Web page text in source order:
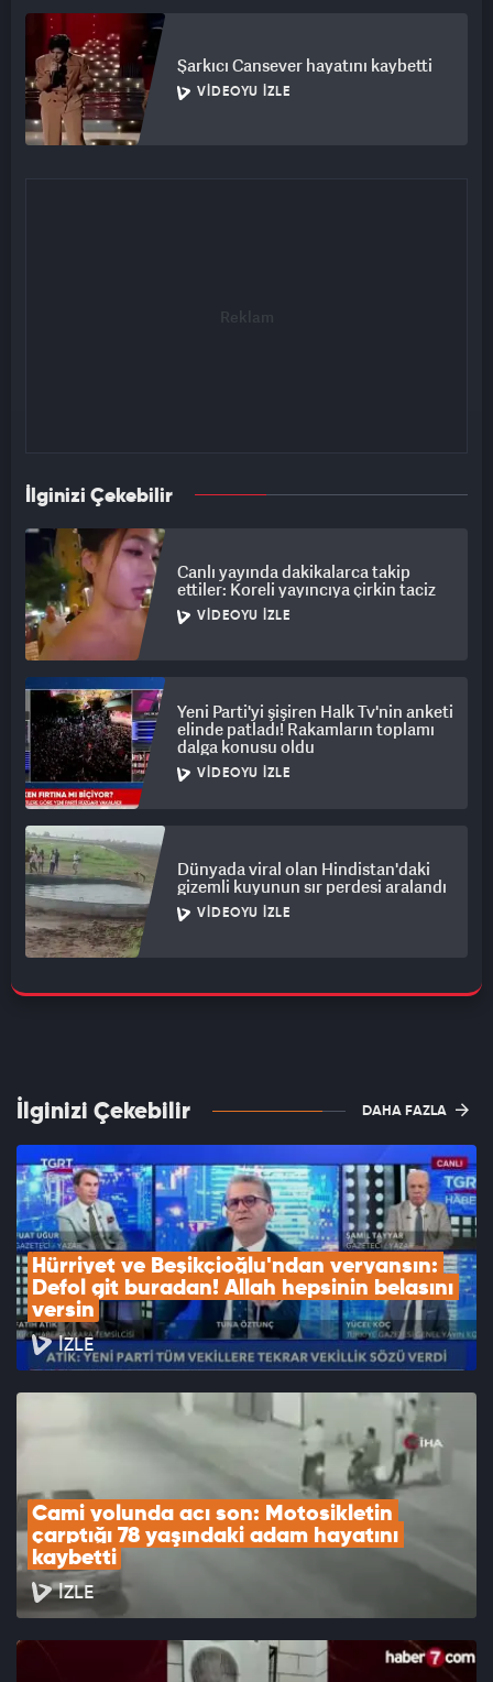
Şarkıcı Cansever hayatını kaybetti
VIDEOYU İZLE
İlginizi Çekebilir
Canlı yayında dakikalarca takip
ettiler: Koreli yayıncıya çirkin taciz
VIDEOYU İZLE
Yeni Parti'yi şişiren Halk Tv'nin anketi
elinde patladı! Rakamların toplamı
dalga konusu oldu
VIDEOYU İZLE
Dünyada viral olan Hindistan'daki
gizemli kuyunun sır perdesi aralandı
VIDEOYU İZLE
İlginizi Çekebilir DAHA FAZLA
Hürriyet ve Beşikçioğlu'ndan veryansın:
Defol git buradan! Allah hepsinin belasını
versin
İZLE
Cami yolunda acı son: Motosikletin
çarptığı 78 yaşındaki adam hayatını
kaybetti
İZLE